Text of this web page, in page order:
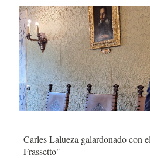
Carles Lalueza galardonado con
Frassetto"